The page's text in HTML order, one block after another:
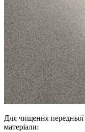
Для чищення передньої
матеріали: